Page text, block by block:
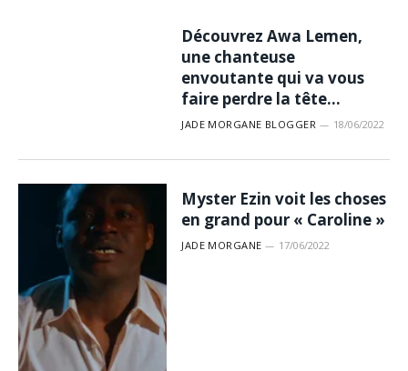
Découvrez Awa Lemen,
une chanteuse
envoutante qui va vous
faire perdre la tête…
JADE MORGANE BLOGGER 18/06/2022
Myster Ezin voit les choses
en grand pour « Caroline »
JADE MORGANE 17/06/2022